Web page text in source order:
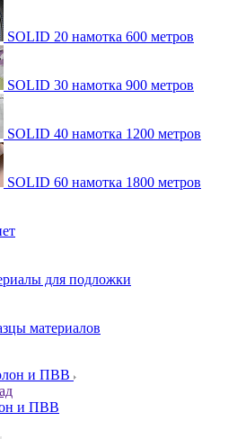
SOLID 20 намотка 600 метров
SOLID 30 намотка 900 метров
SOLID 40 намотка 1200 метров
SOLID 60 намотка 1800 метров
для подложки
материалов
и ПВВ
и ПВВ